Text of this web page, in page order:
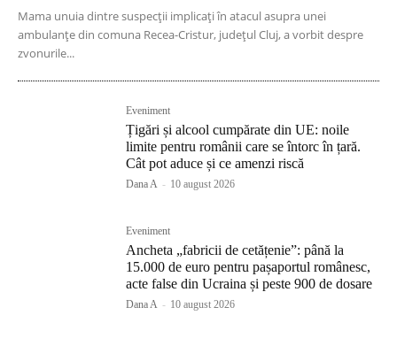
Mama unuia dintre suspecții implicați în atacul asupra unei
ambulanțe din comuna Recea-Cristur, județul Cluj, a vorbit despre
zvonurile...
Eveniment
Țigări și alcool cumpărate din UE: noile
limite pentru românii care se întorc în țară.
Cât pot aduce și ce amenzi riscă
Dana A - 10 august 2026
Eveniment
Ancheta „fabricii de cetățenie”: până la
15.000 de euro pentru pașaportul românesc,
acte false din Ucraina și peste 900 de dosare
Dana A - 10 august 2026